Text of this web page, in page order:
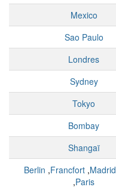
Mexico
Sao Paulo
Londres
Sydney
Tokyo
Bombay
Shangaï
Berlin ,Francfort ,Madrid
,Paris